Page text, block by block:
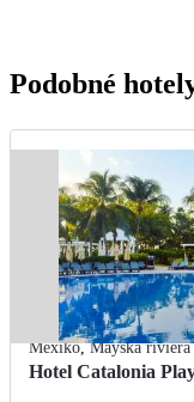
Podobné
Mexiko,Mayská riviéra
Hotel Catalonia